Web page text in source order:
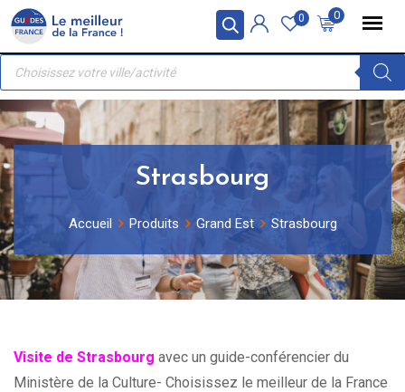
Panneau de gestion des cookies
Skip
content
0
0
Recherche
produits
Strasbourg
Accueil Produits Grand Est Strasbourg
Visite de Strasbourg avec un guide-conférencier du
Ministère de la Culture- Choisissez le meilleur de la France